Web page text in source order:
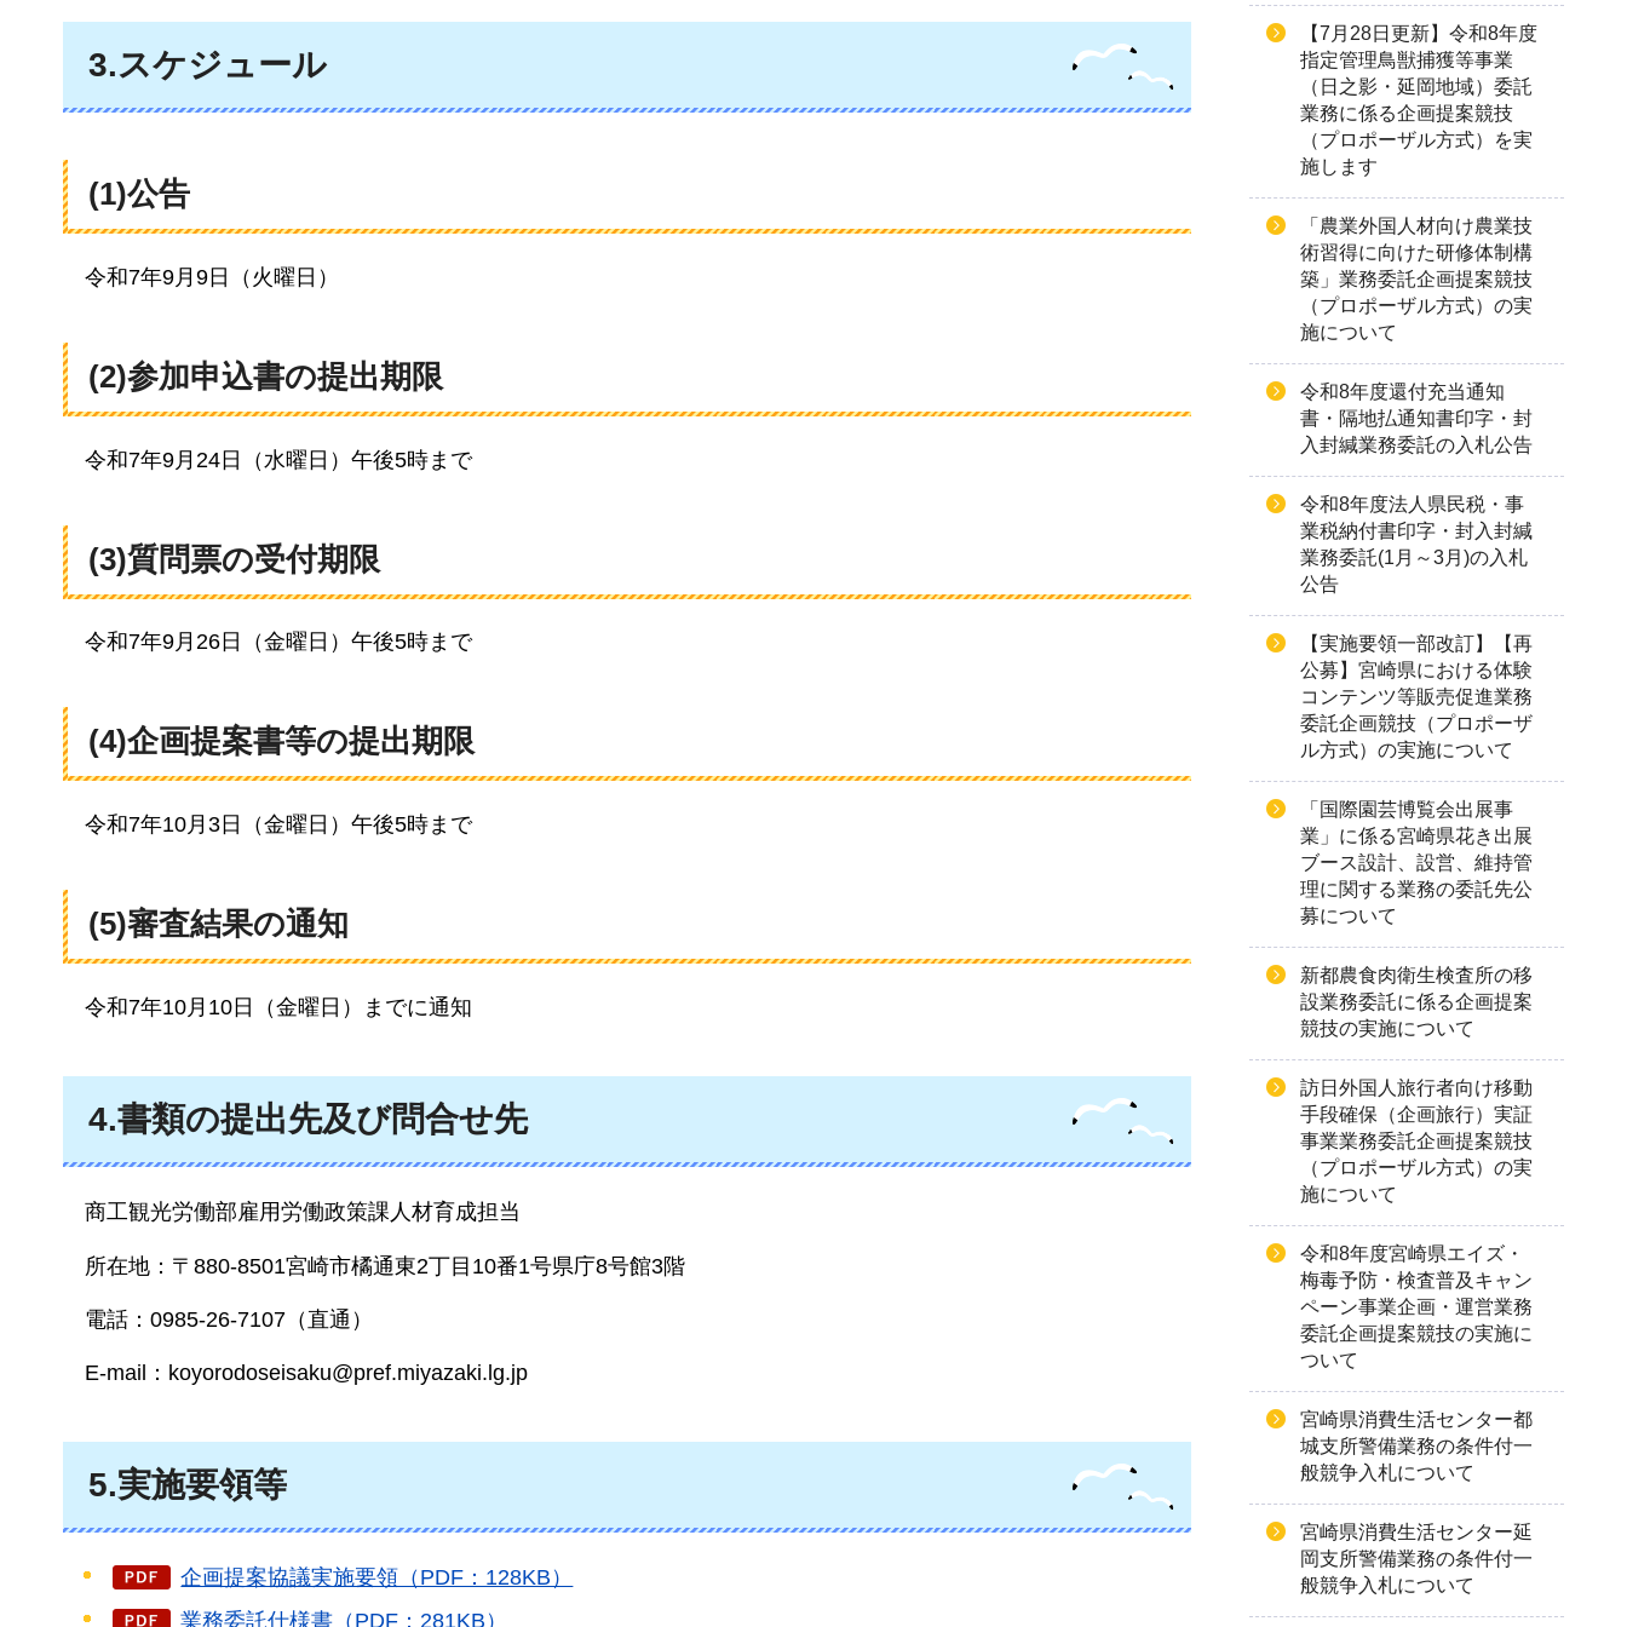
3.スケジュール
(1)公告
令和7年9月9日（火曜日）
(2)参加申込書の提出期限
令和7年9月24日（水曜日）午後5時まで
(3)質問票の受付期限
令和7年9月26日（金曜日）午後5時まで
(4)企画提案書等の提出期限
令和7年10月3日（金曜日）午後5時まで
(5)審査結果の通知
令和7年10 月10日（金曜日）までに通知
4.書類の提出先及び問合せ先
商工観光労働部雇用労働政策課人材育成担当
所在地：〒880-8501宮崎市橘通東2丁目10番1号県庁8号館3階
電話：0985-26-7107（直通）
E-mail：koyorodoseisaku@pref.miyazaki.lg.jp
5.実施要領等
企画提案協議実施要領（PDF：128KB）
業務委託仕様書（PDF：281KB）
【7月28日更新】令和8年度
指定管理鳥獣捕獲等事業
（日之影・延岡地域）委託
業務に係る企画提案競技
（プロポーザル方式）を実
施します
「農業外国人材向け農業技
術習得に向けた研修体制構
築」業務委託企画提案競技
（プロポーザル方式）の実
施について
令和8年度還付充当通知
書・隔地払通知書印字・封
入封緘業務委託の入札公告
令和8年度法人県民税・事
業税納付書印字・封入封緘
業務委託(1月～3月)の入札
公告
【実施要領一部改訂】【再
公募】宮崎県における体験
コンテンツ等販売促進業務
委託企画競技（プロポーザ
ル方式）の実施について
「国際園芸博覧会出展事
業」に係る宮崎県花き出展
ブース設計、設営、維持管
理に関する業務の委託先公
募について
新都農食肉衛生検査所の移
設業務委託に係る企画提案
競技の実施について
訪日外国人旅行者向け移動
手段確保（企画旅行）実証
事業業務委託企画提案競技
（プロポーザル方式）の実
施について
令和8年度宮崎県エイズ・
梅毒予防・検査普及キャン
ペーン事業企画・運営業務
委託企画提案競技の実施に
ついて
宮崎県消費生活センター都
城支所警備業務の条件付一
般競争入札について
宮崎県消費生活センター延
岡支所警備業務の条件付一
般競争入札について